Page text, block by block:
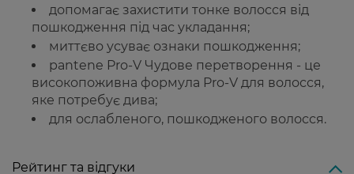
допомагає захистити тонке волосся від
пошкодження під час укладання;
миттєво усуває ознаки пошкодження;
pantene Pro-V Чудове перетворення - це
високопоживна формула Pro-V для волосся,
яке потребує дива;
для ослабленого, пошкодженого волосся.
Рейтинг та відгуки